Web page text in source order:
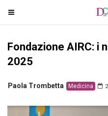
T
o
g
l
n
v
Fondazione AIRC: i
2025
Paola Trombetta Medicina